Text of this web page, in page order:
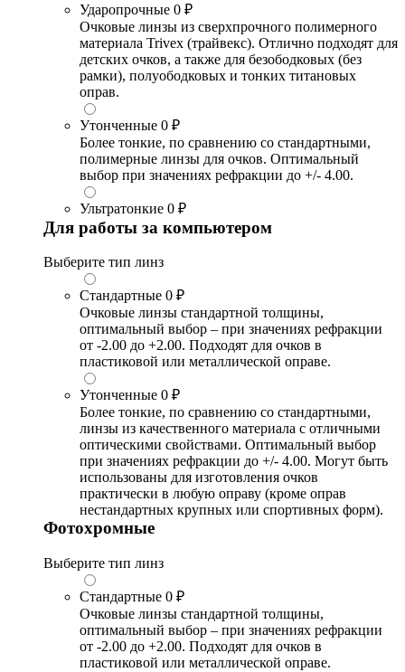
Ударопрочные 0 ₽
Очковые линзы из сверхпрочного полимерного
материала Trivex (трайвекс). Отлично подходят для
детских очков, а также для безободковых (без
рамки), полуободковых и тонких титановых
оправ.
Утонченные 0 ₽
Более тонкие, по сравнению со стандартными,
полимерные линзы для очков. Оптимальный
выбор при значениях рефракции до +/- 4.00.
Ультратонкие 0 ₽
Для работы за компьютером
Выберите тип линз
Стандартные 0 ₽
Очковые линзы стандартной толщины,
оптимальный выбор – при значениях рефракции
от -2.00 до +2.00. Подходят для очков в
пластиковой или металлической оправе.
Утонченные 0 ₽
Более тонкие, по сравнению со стандартными,
линзы из качественного материала с отличными
оптическими свойствами. Оптимальный выбор
при значениях рефракции до +/- 4.00. Могут быть
использованы для изготовления очков
практически в любую оправу (кроме оправ
нестандартных крупных или спортивных форм).
Фотохромные
Выберите тип линз
Стандартные 0 ₽
Очковые линзы стандартной толщины,
оптимальный выбор – при значениях рефракции
от -2.00 до +2.00. Подходят для очков в
пластиковой или металлической оправе.